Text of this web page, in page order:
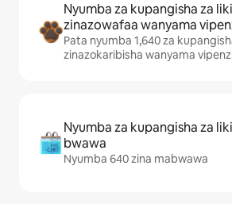
Nyumba za kupangisha za
zinazowafaa wanyama
Pata nyumba 1,640 za
zinazokaribisha wanyama
Nyumba za kupangisha za
bwawa
Nyumba 640 zina mabwawa